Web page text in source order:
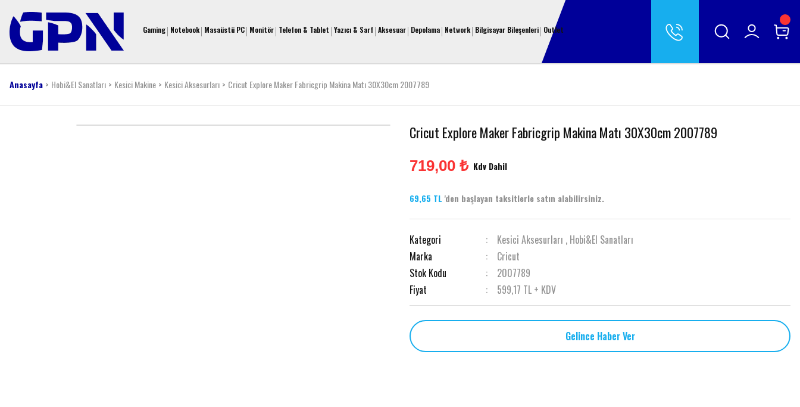
Gaming Notebook Masaüstü PC Monitör Telefon & Tablet Yazıcı & Sarf Aksesuar Depolama Network Bilgisayar Bileşenleri Outlet
Anasayfa Hobi&El Sanatları Kesici Makine Kesici Aksesurları Cricut Explore Maker Fabricgrip Makina Matı 30X30cm 2007789
Cricut Explore Maker Fabricgrip Makina Matı 30X30cm 2007789
719,00 ₺ Kdv Dahil
69,65 TL 'den başlayan taksitlerle satın alabilirsiniz.
Kategori Kesici Aksesurları , Hobi&El Sanatları
Marka
Cricut
Stok Kodu
2007789
Fiyat
599,17 TL + KDV
Gelince Haber Ver